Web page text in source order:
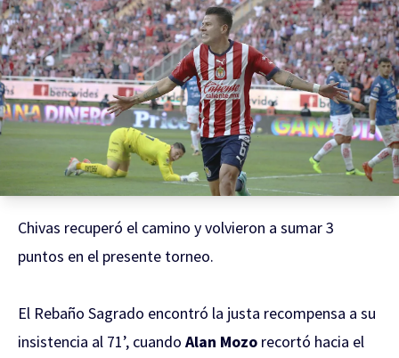
Chivas recuperó el camino y volvieron a sumar 3
puntos en el presente torneo.
El Rebaño Sagrado encontró la justa recompensa a su
insistencia al 71’, cuando Alan Mozo recortó hacia el